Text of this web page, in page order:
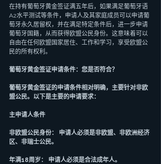
在持有葡萄牙黄金签证满五年后，如果满足葡萄牙语
A2水平测试等条件，申请人及其家庭成员可以申请葡
萄牙永久居留权，并在满足特定条件后，进一步申请
葡萄牙国籍，从而获得欧盟公民身份。这意味着可以
自由在任何欧盟国家居住、工作和学习，享受欧盟公
民的所有权利。
葡萄牙黄金签证申请条件：您是否符合？
葡萄牙黄金签证的申请条件相对明确，主要针对非欧
盟公民。以下是主要的申请要求：
主申请人条件
非欧盟公民身份： 申请人必须是非欧盟、非欧洲经济
区、非瑞士公民。
年满18周岁： 申请人必须是合法成年人。